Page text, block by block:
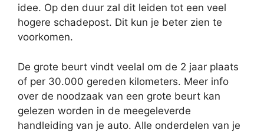
idee. Op den duur zal dit leiden tot een veel
hogere schadepost. Dit kun je beter zien te
voorkomen.
De grote beurt vindt veelal om de 2 jaar plaats
of per 30.000 gereden kilometers. Meer info
over de noodzaak van een grote beurt kan
gelezen worden in de meegeleverde
handleiding van je auto. Alle onderdelen van je